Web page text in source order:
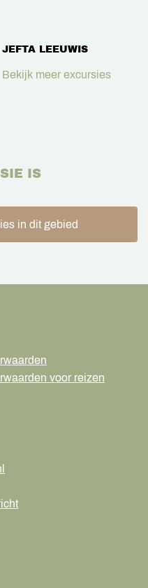
JEFTA LEEUWIS
Bekijk meer excursies
IS
in dit gebied
voor reizen